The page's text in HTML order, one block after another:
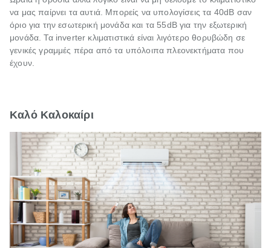
να μας παίρνει τα αυτιά. Μπορείς να υπολογίσεις τα 40dB σαν
όριο για την εσωτερική μονάδα και τα 55dB για την εξωτερική
μονάδα. Τα inverter κλιματιστικά είναι λιγότερο θορυβώδη σε
γενικές γραμμές πέρα από τα υπόλοιπα πλεονεκτήματα που
έχουν.
Καλό Καλοκαίρι